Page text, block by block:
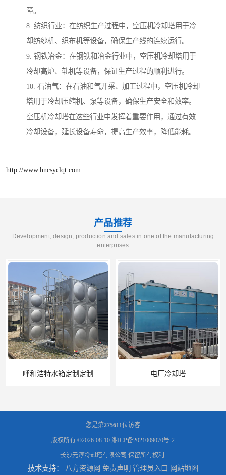
障。
8. 纺织行业：在纺织生产过程中，空压机冷却塔用于冷
却纺纱机、织布机等设备，确保生产线的连续运行。
9. 钢铁冶金：在钢铁和冶金行业中，空压机冷却塔用于
冷却高炉、轧机等设备，保证生产过程的顺利进行。
10. 石油气：在石油和气开采、加工过程中，空压机冷却
塔用于冷却压缩机、泵等设备，确保生产安全和效率。
空压机冷却塔在这些行业中发挥着重要作用，通过有效
冷却设备，延长设备寿命，提高生产效率，降低能耗。
http://www.hncsyclqt.com
产品推荐
Development, design, production and sales in one of the manufacturing
enterprises
电厂冷却塔 郑州喷淋泵厂家
您是第275611位访客
版权所有 ©2026-08-10 湘ICP备2021009070号-2
长沙元淳冷却塔有限公司 保留所有权利.
技术支持： 八方资源网 免责声明 管理员入口 网站地图